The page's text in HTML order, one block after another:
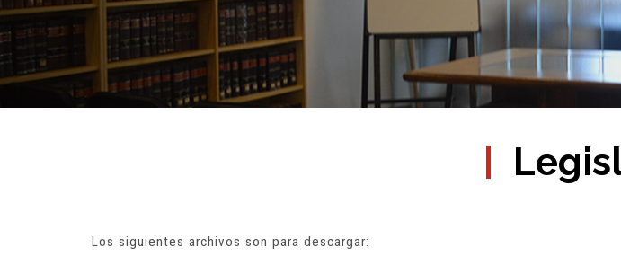
Los siguientes archivos son para descargar: